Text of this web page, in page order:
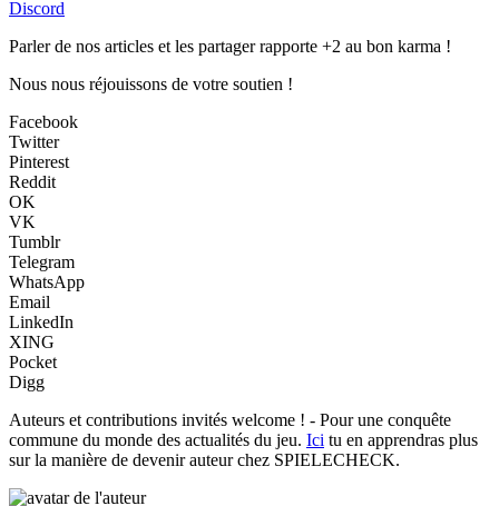
Discord
Parler de nos articles et les partager rapporte +2 au bon karma !
Nous nous réjouissons de votre soutien !
Facebook
Twitter
Pinterest
Reddit
OK
VK
Tumblr
Telegram
WhatsApp
Email
LinkedIn
XING
Pocket
Digg
Auteurs et contributions invités welcome ! - Pour une conquête
commune du monde des actualités du jeu. Ici tu en apprendras plus
sur la manière de devenir auteur chez SPIELECHECK.